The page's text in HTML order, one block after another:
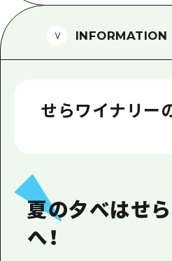
広島県を訪れ
ボランティア
ユニバーサル
広島県の魅力
フォトダウン
INFORMATION
せらワイナリー
夏の夕べはせ
へ！